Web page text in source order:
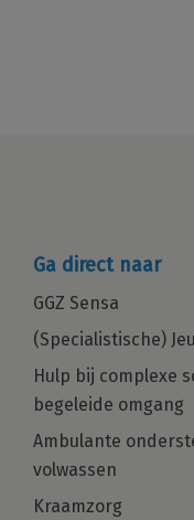
in
voor de
Ga direct naar
GGZ Sensa
(Specialistische)
Hulp bij complexe
begeleide omgang
Ambulante
volwassen
Kraamzorg